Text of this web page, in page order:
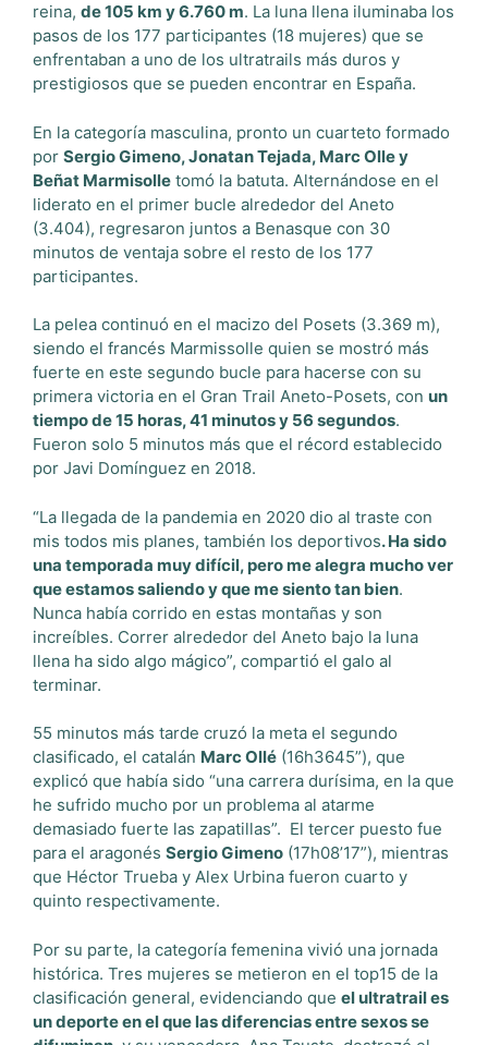
reina, de 105 km y 6.760 m. La luna llena iluminaba los
pasos de los 177 participantes (18 mujeres) que se
enfrentaban a uno de los ultratrails más duros y
prestigiosos que se pueden encontrar en España.
En la categoría masculina, pronto un cuarteto formado
por Sergio Gimeno, Jonatan Tejada, Marc Olle y
Beñat Marmisolle tomó la batuta. Alternándose en el
liderato en el primer bucle alrededor del Aneto
(3.404), regresaron juntos a Benasque con 30
minutos de ventaja sobre el resto de los 177
participantes.
La pelea continuó en el macizo del Posets (3.369 m),
siendo el francés Marmissolle quien se mostró más
fuerte en este segundo bucle para hacerse con su
primera victoria en el Gran Trail Aneto-Posets, con un
tiempo de 15 horas, 41 minutos y 56 segundos.
Fueron solo 5 minutos más que el récord establecido
por Javi Domínguez en 2018.
“La llegada de la pandemia en 2020 dio al traste con
mis todos mis planes, también los deportivos. Ha sido
una temporada muy difícil, pero me alegra mucho ver
que estamos saliendo y que me siento tan bien.
Nunca había corrido en estas montañas y son
increíbles. Correr alrededor del Aneto bajo la luna
llena ha sido algo mágico”, compartió el galo al
terminar.
55 minutos más tarde cruzó la meta el segundo
clasificado, el catalán Marc Ollé (16h3645”), que
explicó que había sido “una carrera durísima, en la que
he sufrido mucho por un problema al atarme
demasiado fuerte las zapatillas”. El tercer puesto fue
para el aragonés Sergio Gimeno (17h08’17”), mientras
que Héctor Trueba y Alex Urbina fueron cuarto y
quinto respectivamente.
Por su parte, la categoría femenina vivió una jornada
histórica. Tres mujeres se metieron en el top15 de la
clasificación general, evidenciando que el ultratrail es
un deporte en el que las diferencias entre sexos se